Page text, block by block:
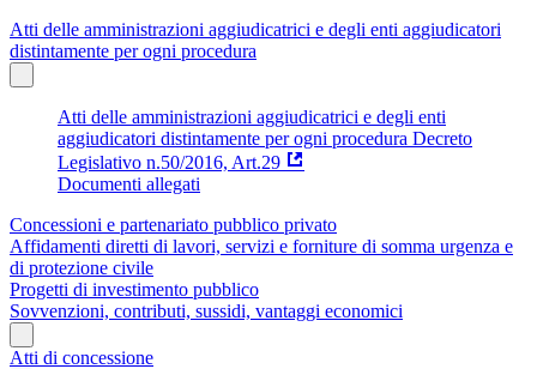
Atti delle amministrazioni aggiudicatrici e degli enti aggiudicatori
distintamente per ogni procedura
Atti delle amministrazioni aggiudicatrici e degli enti
aggiudicatori distintamente per ogni procedura Decreto
Legislativo n.50/2016, Art.29
Documenti allegati
Concessioni e partenariato pubblico privato
Affidamenti diretti di lavori, servizi e forniture di somma urgenza e
di protezione civile
Progetti di investimento pubblico
Sovvenzioni, contributi, sussidi, vantaggi economici
Atti di concessione